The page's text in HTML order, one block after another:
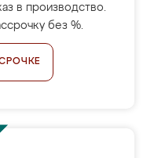
в производство.
без %.